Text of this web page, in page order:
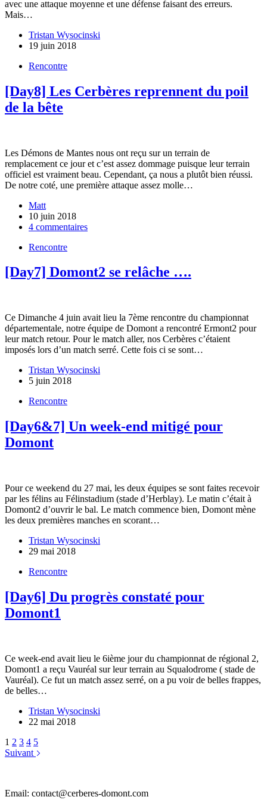
avec une attaque moyenne et une défense faisant des erreurs.
Mais…
Tristan Wysocinski
19 juin 2018
Rencontre
[Day8] Les Cerbères reprennent du poil
de la bête
Les Démons de Mantes nous ont reçu sur un terrain de
remplacement ce jour et c’est assez dommage puisque leur terrain
officiel est vraiment beau. Cependant, ça nous a plutôt bien réussi.
De notre coté, une première attaque assez molle…
Matt
10 juin 2018
4 commentaires
Rencontre
[Day7] Domont2 se relâche ….
Ce Dimanche 4 juin avait lieu la 7ème rencontre du championnat
départementale, notre équipe de Domont a rencontré Ermont2 pour
leur match retour. Pour le match aller, nos Cerbères c’étaient
imposés lors d’un match serré. Cette fois ci se sont…
Tristan Wysocinski
5 juin 2018
Rencontre
[Day6&7] Un week-end mitigé pour
Domont
Pour ce weekend du 27 mai, les deux équipes se sont faites recevoir
par les félins au Félinstadium (stade d’Herblay). Le matin c’était à
Domont2 d’ouvrir le bal. Le match commence bien, Domont mène
les deux premières manches en scorant…
Tristan Wysocinski
29 mai 2018
Rencontre
[Day6] Du progrès constaté pour
Domont1
Ce week-end avait lieu le 6ième jour du championnat de régional 2,
Domont1 a reçu Vauréal sur leur terrain au Squalodrome ( stade de
Vauréal). Ce fut un match assez serré, on a pu voir de belles frappes,
de belles…
Tristan Wysocinski
22 mai 2018
1 2 3 4 5
Suivant
Email: contact@cerberes-domont.com